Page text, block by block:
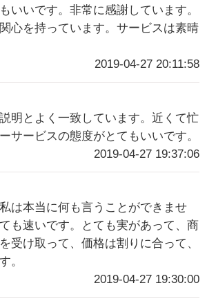
いいです。非常に感謝しています。
心を持っています。サービスは素晴
2019-04-27 20:11:58
明とよく一致しています。近くて忙
サービスの態度がとてもいいです。
2019-04-27 19:37:06
は本当に何も言うことができませ
も速いです。とても実があって、商
受け取って、価格は割りに合って、
。
2019-04-27 19:30:00